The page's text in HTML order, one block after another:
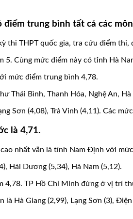
trung bình tất cả các
thi THPT quốc gia, tra cứu điểm
Cùng mức điểm này có tỉnh Hà
mức điểm trung bình 4,78.
Thái Bình, Thanh Hóa, Nghệ An,
Sơn (4,08), Trà Vinh (4,11). Các
là 4,71.
nhất vẫn là tỉnh Nam Định với
Hải Dương (5,34), Hà Nam (5,12).
4,78. TP Hồ Chí Minh đứng ở vị trí
Hà Giang (2,99), Lạng Sơn (3), Điện